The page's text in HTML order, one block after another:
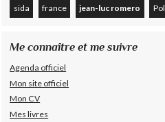
sida france jean-luc romero
Me connaître et me suivre
Agenda officiel
Mon site officiel
Mon CV
Mes livres